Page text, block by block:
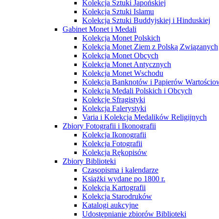
Kolekcja Sztuki Japońskiej
Kolekcja Sztuki Islamu
Kolekcja Sztuki Buddyjskiej i Hinduskiej
Gabinet Monet i Medali
Kolekcja Monet Polskich
Kolekcja Monet Ziem z Polską Związanych
Kolekcja Monet Obcych
Kolekcja Monet Antycznych
Kolekcja Monet Wschodu
Kolekcja Banknotów i Papierów
Kolekcja Medali Polskich i Obcych
Kolekcje Sfragistyki
Kolekcja Falerystyki
Varia i Kolekcja Medalików Religijnych
Zbiory Fotografii i Ikonografii
Kolekcja Ikonografii
Kolekcja Fotografii
Kolekcja Rękopisów
Zbiory Biblioteki
Czasopisma i kalendarze
Książki wydane po 1800 r.
Kolekcja Kartografii
Kolekcja Starodruków
Katalogi aukcyjne
Udostępnianie zbiorów Biblioteki